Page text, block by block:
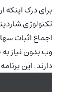
برای درک اینکه
وب بدون نیاز
دارند. این